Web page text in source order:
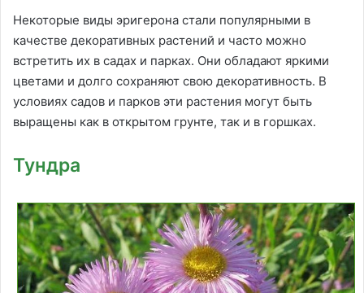
Некоторые виды эригерона стали популярными в
качестве декоративных растений и часто можно
встретить их в садах и парках. Они обладают яркими
цветами и долго сохраняют свою декоративность. В
условиях садов и парков эти растения могут быть
выращены как в открытом грунте, так и в горшках.
Тундра